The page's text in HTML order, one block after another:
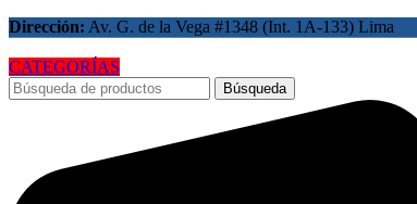
Dirección: Av. G. de la Vega #1348 (Int. 1A-133) Lima
CATEGORÍAS
Búsqueda